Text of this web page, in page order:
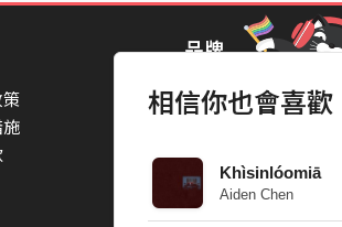
相信你也會喜歡
Khìsinlóomiā
Aiden Chen
策
施
品牌
StreetVoice Awards
Blow 吹音樂
Packer 派歌
SimpleLife 簡單生活節